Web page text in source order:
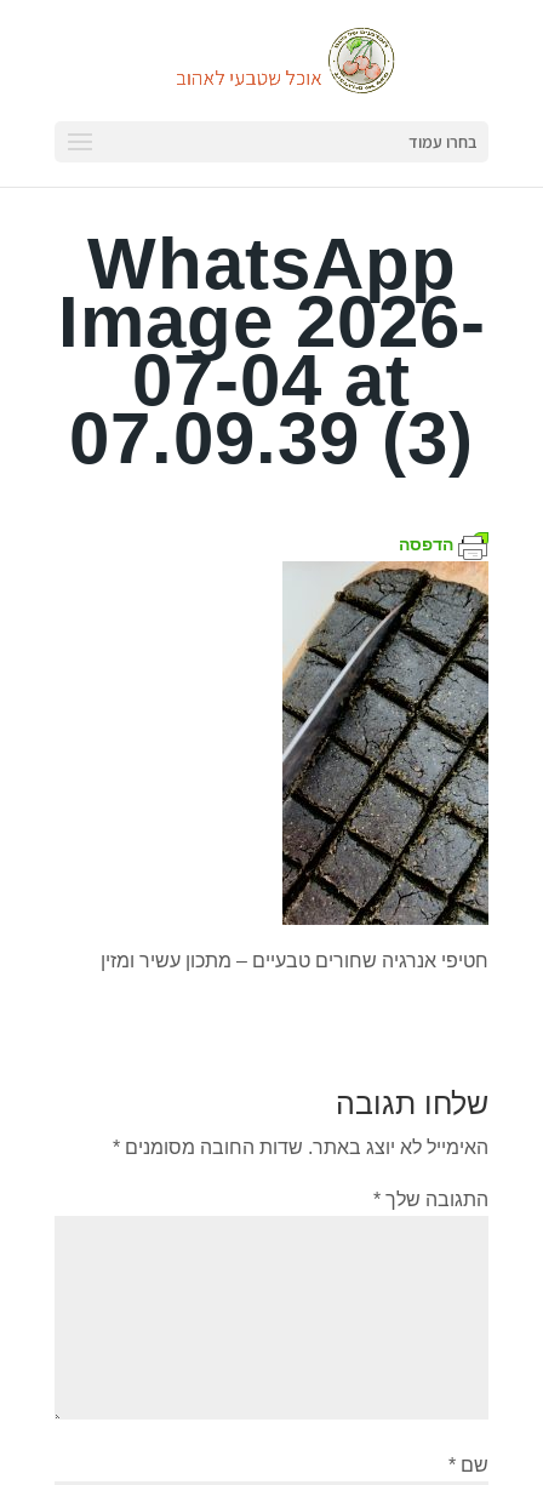
בחרו עמוד
WhatsApp
Image 2026-
07-04 at
07.09.39 (3)
הדפסה
חטיפי אנרגיה שחורים טבעיים – מתכון עשיר ומזין
שלחו תגובה
האימייל לא יוצג באתר. שדות החובה מסומנים *
התגובה שלך *
שם *